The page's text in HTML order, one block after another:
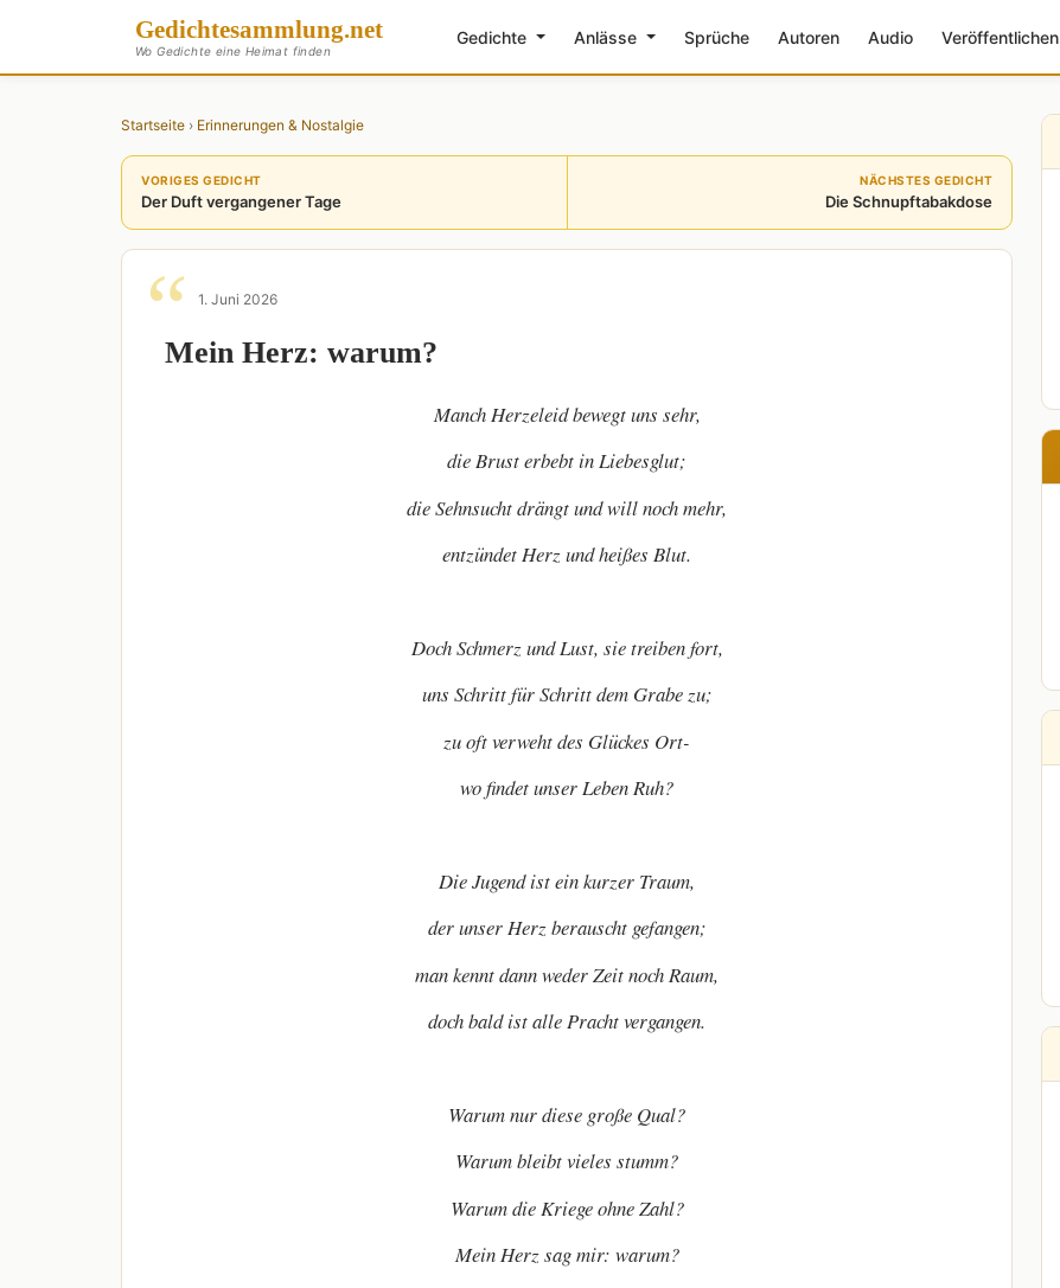
Gedichtesammlung.net
Wo Gedichte eine Heimat finden
Gedichte Anlässe Sprüche Autoren Audio Veröffentlichen
Startseite › Erinnerungen & Nostalgie
VORIGES GEDICHT
Der Duft vergangener Tage
NÄCHSTES GEDICHT
Die Schnupftabakdose
1. Juni 2026
Mein Herz: warum?
Manch Herzeleid bewegt uns sehr,
die Brust erbebt in Liebesglut;
die Sehnsucht drängt und will noch mehr,
entzündet Herz und heißes Blut.
Doch Schmerz und Lust, sie treiben fort,
uns Schritt für Schritt dem Grabe zu;
zu oft verweht des Glückes Ort-
wo findet unser Leben Ruh?
Die Jugend ist ein kurzer Traum,
der unser Herz berauscht gefangen;
man kennt dann weder Zeit noch Raum,
doch bald ist alle Pracht vergangen.
Warum nur diese große Qual?
Warum bleibt vieles stumm?
Warum die Kriege ohne Zahl?
Mein Herz sag mir: warum?